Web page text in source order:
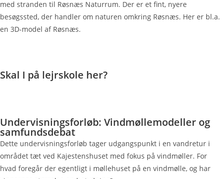
med stranden til Røsnæs Naturrum. Der er et fint, nyere
besøgssted, der handler om naturen omkring Røsnæs. Her er bl.a.
en 3D-model af Røsnæs.
Skal I på lejrskole her?
Undervisningsforløb: Vindmøllemodeller og
samfundsdebat
Dette undervisningsforløb tager udgangspunkt i en vandretur i
området tæt ved Kajestenshuset med fokus på vindmøller. For
hvad foregår der egentligt i møllehuset på en vindmølle, og har